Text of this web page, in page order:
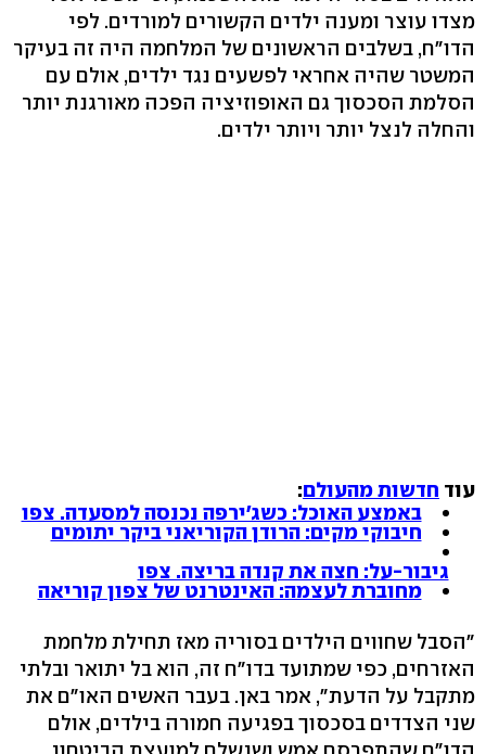
מצדו עוצר ומענה ילדים הקשורים למורדים. לפי
הדו"ח, בשלבים הראשונים של המלחמה היה זה בעיקר
המשטר שהיה אחראי לפשעים נגד ילדים, אולם עם
הסלמת הסכסוך גם האופוזיציה הפכה מאורגנת יותר
והחלה לנצל יותר ויותר ילדים.
עוד חדשות מהעולם:
באמצע האוכל: כשג'ירפה נכנסה למסעדה. צפו
חיבוקי מקים: הרודן הקוריאני ביקר יתומים
גיבור-על: חצה את קנדה בריצה. צפו
מחוברת לעצמה: האינטרנט של צפון קוריאה
"הסבל שחווים הילדים בסוריה מאז תחילת מלחמת
האזרחים, כפי שמתועד בדו"ח זה, הוא בל יתואר ובלתי
מתקבל על הדעת", אמר באן. בעבר האשים האו"ם את
שני הצדדים בסכסוך בפגיעה חמורה בילדים, אולם